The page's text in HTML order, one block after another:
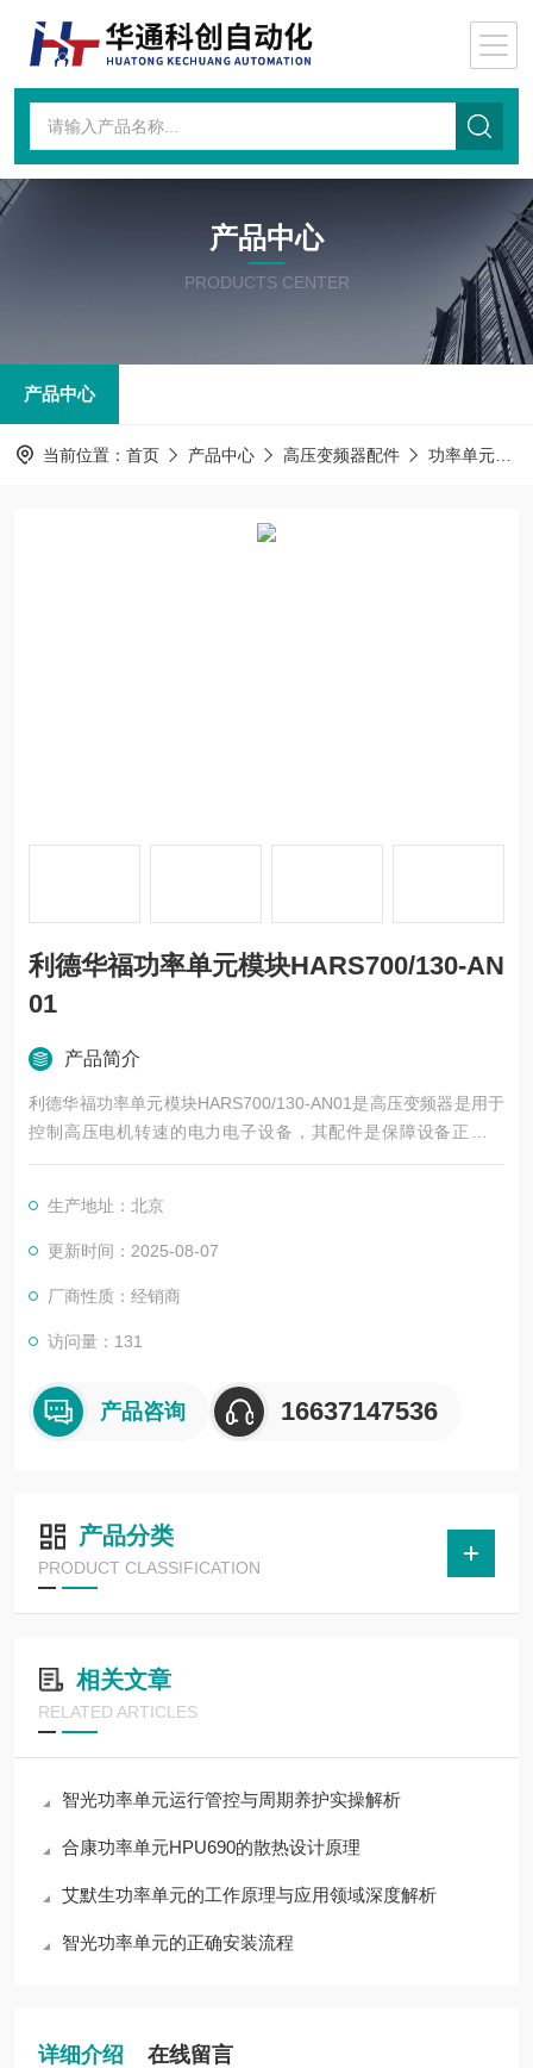
产品中心
PRODUCTS CENTER
产品中心
当前位置： 首页 产品中心 高压变频器配件 功率单元
利德华福功率单元模块HARS700/130-AN
01
产品简介
利德华福功率单元模块HARS700/130-AN01是高压变频器是用于
控制高压电机转速的电力电子设备，其配件是保障设备正常运
行、实现功能扩展及维护维修的重要组成部分。这些配件种类繁
生产地址：北京
更新时间：2025-08-07
厂商性质：经销商
访问量：131
产品咨询 16637147536
产品分类
PRODUCT CLASSIFICATION
相关文章
RELATED ARTICLES
智光功率单元运行管控与周期养护实操解析
合康功率单元HPU690的散热设计原理
艾默生功率单元的工作原理与应用领域深度解析
智光功率单元的正确安装流程
详细介绍 在线留言